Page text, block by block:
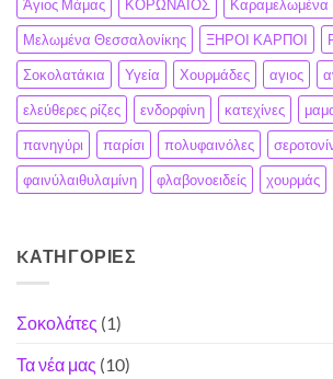
Άγιος Μάμας
ΚΟΡΩΝΑΪΟΣ
Καραμελωμένα
Μελωμένα Θεσσαλονίκης
ΞΗΡΟΙ ΚΑΡΠΟΙ
Σοκολατάκια
Υγεία Χουρμάδες αγιος
ελεύθερες ρίζες
ενδορφίνη κατεχίνες
πανηγύρι
παρίσι πολυφαινόλες
φαινύλαιθυλαμίνη
φλαβονοειδείς χουρμάς
KΑΤΗΓΟΡΊΕΣ
Σοκολάτες (1)
Τα νέα μας (10)